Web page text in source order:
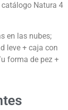
catálogo Natura 4
en las nubes;
leve + caja con
forma de pez +